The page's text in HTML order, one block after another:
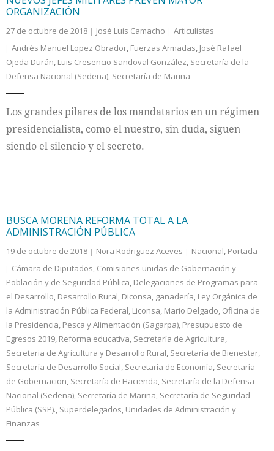
ORGANIZACIÓN
27 de octubre de 2018 José Luis Camacho
Articulistas
Andrés Manuel Lopez Obrador, Fuerzas Armadas, José Rafael
Ojeda Durán, Luis Cresencio Sandoval González, Secretaría de la
Defensa Nacional (Sedena), Secretaría de Marina
Los grandes pilares de los mandatarios en un régimen
presidencialista, como el nuestro, sin duda, siguen
siendo el silencio y el secreto.
BUSCA MORENA REFORMA TOTAL A LA
ADMINISTRACIÓN PÚBLICA
19 de octubre de 2018 Nora Rodriguez Aceves Nacional, Portada
Cámara de Diputados, Comisiones unidas de Gobernación y
Población y de Seguridad Pública, Delegaciones de Programas para
el Desarrollo, Desarrollo Rural, Diconsa, ganadería, Ley Orgánica de
la Administración Pública Federal, Liconsa, Mario Delgado, Oficina de
la Presidencia, Pesca y Alimentación (Sagarpa), Presupuesto de
Egresos 2019, Reforma educativa, Secretaría de Agricultura,
Secretaria de Agricultura y Desarrollo Rural, Secretaría de Bienestar,
Secretaría de Desarrollo Social, Secretaría de Economía, Secretaría
de Gobernacion, Secretaría de Hacienda, Secretaría de la Defensa
Nacional (Sedena), Secretaría de Marina, Secretaría de Seguridad
Pública (SSP)., Superdelegados, Unidades de Administración y
Finanzas